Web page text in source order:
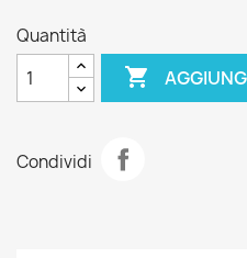
Quantità

Condividi